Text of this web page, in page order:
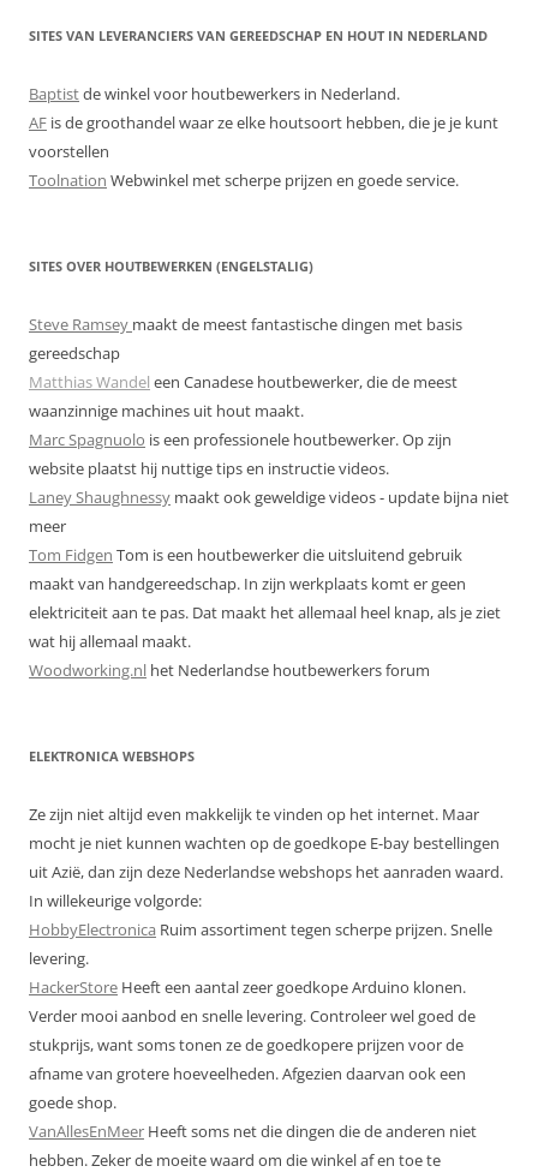
SITES VAN LEVERANCIERS VAN GEREEDSCHAP EN HOUT IN NEDERLAND
Baptistde winkel voor houtbewerkers in Nederland.
AF is de groothandel waar ze elke houtsoort hebben, die je je kunt
voorstellen
Toolnation Webwinkel met scherpe prijzen en goede service.
SITES OVER HOUTBEWERKEN (ENGELSTALIG)
Steve Ramsey maakt de meest fantastische dingen met basis
gereedschap
Matthias Wandel een Canadese houtbewerker, die de meest
waanzinnige machines uit hout maakt.
Marc Spagnuolo is een professionele houtbewerker. Op zijn
website plaatst hij nuttige tips en instructie videos.
Laney Shaughnessy maakt ook geweldige videos - update bijna niet
meer
Tom Fidgen Tom is een houtbewerker die uitsluitend gebruik
maakt van handgereedschap. In zijn werkplaats komt er geen
elektriciteit aan te pas. Dat maakt het allemaal heel knap, als je ziet
wat hij allemaal maakt.
Woodworking.nl het Nederlandse houtbewerkers forum
ELEKTRONICA WEBSHOPS
Ze zijn niet altijd even makkelijk te vinden op het internet. Maar
mocht je niet kunnen wachten op de goedkope E-bay bestellingen
uit Azië, dan zijn deze Nederlandse webshops het aanraden waard.
In willekeurige volgorde:
HobbyElectronica Ruim assortiment tegen scherpe prijzen. Snelle
levering.
HackerStore Heeft een aantal zeer goedkope Arduino klonen.
Verder mooi aanbod en snelle levering. Controleer wel goed de
stukprijs, want soms tonen ze de goedkopere prijzen voor de
afname van grotere hoeveelheden. Afgezien daarvan ook een
goede shop.
VanAllesEnMeer Heeft soms net die dingen die de anderen niet
hebben. Zeker de moeite waard om die winkel af en toe te